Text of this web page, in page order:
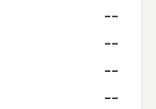
--
--
--
--